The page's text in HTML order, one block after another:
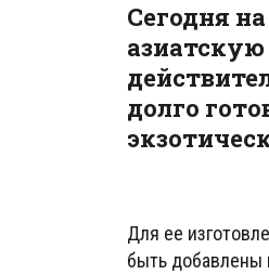
Сегодня
долго
Для ее
быть добавлены